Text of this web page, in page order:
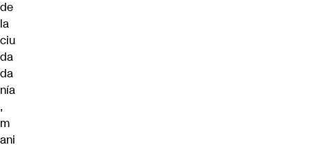
de
la
ciu
da
da
nía
,
m
ani